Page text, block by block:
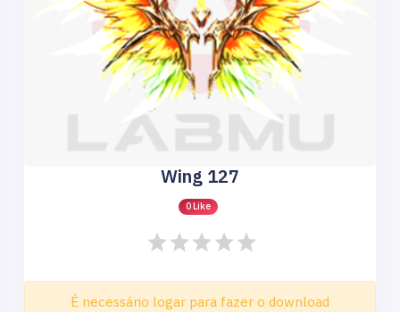
Wing 127
0 Like
É necessário logar para fazer o download